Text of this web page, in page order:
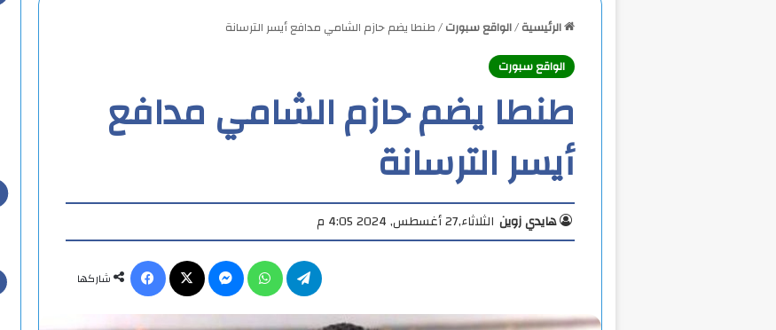
الرئيسية/الواقع سبورت/طنطا يضم حازم الشامي مدافع أيسر الترسانة
الواقع سبورت
طنطا يضم حازم الشامي مدافع
أيسر الترسانة
هايدي زوين الثلاثاء,27 أغسطس, 2024 4:05 م
شاركها
ماسنجر واتساب تيلقرام